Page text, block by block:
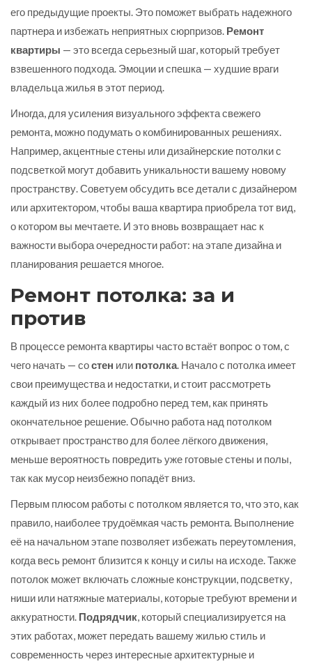
его предыдущие проекты. Это поможет выбрать надежного
партнера и избежать неприятных сюрпризов. Ремонт
квартиры — это всегда серьезный шаг, который требует
взвешенного подхода. Эмоции и спешка — худшие враги
владельца жилья в этот период.
Иногда, для усиления визуального эффекта свежего
ремонта, можно подумать о комбинированных решениях.
Например, акцентные стены или дизайнерские потолки с
подсветкой могут добавить уникальности вашему новому
пространству. Советуем обсудить все детали с дизайнером
или архитектором, чтобы ваша квартира приобрела тот вид,
о котором вы мечтаете. И это вновь возвращает нас к
важности выбора очередности работ: на этапе дизайна и
планирования решается многое.
Ремонт потолка: за и
против
В процессе ремонта квартиры часто встаёт вопрос о том, с
чего начать — состен или потолка. Начало с потолка имеет
свои преимущества и недостатки, и стоит рассмотреть
каждый из них более подробно перед тем, как принять
окончательное решение. Обычно работа над потолком
открывает пространство для более лёгкого движения,
меньше вероятность повредить уже готовые стены и полы,
так как мусор неизбежно попадёт вниз.
Первым плюсом работы с потолком является то, что это, как
правило, наиболее трудоёмкая часть ремонта. Выполнение
её на начальном этапе позволяет избежать переутомления,
когда весь ремонт близится к концу и силы на исходе. Также
потолок может включать сложные конструкции, подсветку,
ниши или натяжные материалы, которые требуют времени и
аккуратности. Подрядчик, который специализируется на
этих работах, может передать вашему жилью стиль и
современность через интересные архитектурные и